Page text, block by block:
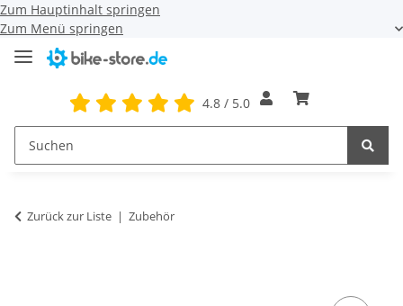
Zum Hauptinhalt springen
Zum Menü springen
4.8 / 5.0
Zurück zur Liste Zubehör